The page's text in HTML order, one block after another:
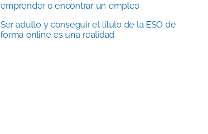
emprender o encontrar un empleo
Ser adulto y conseguir el título de la ESO de
forma online es una realidad